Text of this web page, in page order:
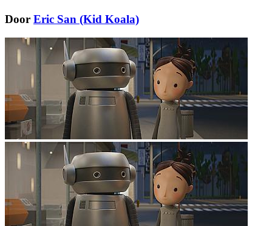
Door Eric San (Kid Koala)